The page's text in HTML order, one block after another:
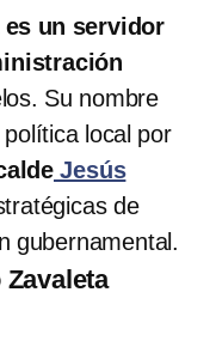
es un servidor
Su nombre
local por
Jesús
de
gubernamental.
Zavaleta